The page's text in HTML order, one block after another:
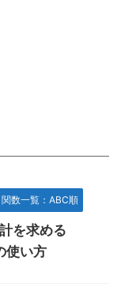
関数一覧：ABC順
を求める
使い方